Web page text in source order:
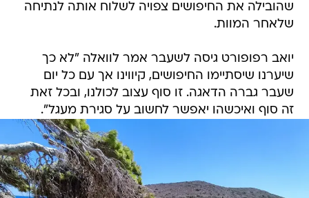
שהובילה את החיפושים צפויה לשלוח אותה לנתיחה
שלאחר המוות.
יואב רפופורט גיסה לשעבר אמר לוואלה "לא כך
שיערנו שיסתיימו החיפושים, קיווינו אך עם כל יום
שעבר גברה הדאגה. זו סוף עצוב לכולנו, ובכל זאת
זה סוף ואיכשהו יאפשר לחשוב על סגירת מעגל".